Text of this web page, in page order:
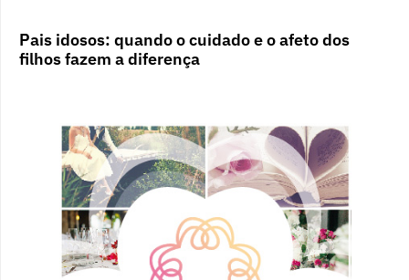
Pais idosos: quando o cuidado e o afeto dos
filhos fazem a diferença